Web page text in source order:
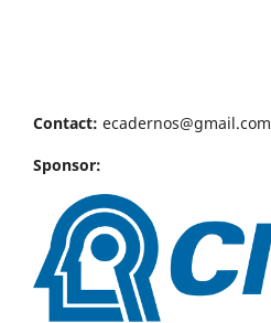
Contact: ecadernos@gmail.com
Sponsor: